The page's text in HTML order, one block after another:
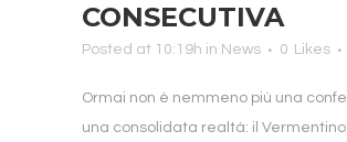
CONSECUTIVA
Posted at 10:19h in News 0 Likes
Ormai non è nemmeno più una
una consolidata realtà: il Vermentino